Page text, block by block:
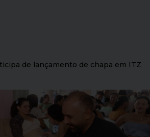
de lançamento de chapa em ITZ